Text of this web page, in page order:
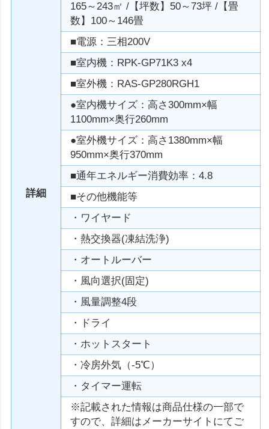
詳細
165～243㎡ /【坪数】50～73坪 /【畳
数】100～146畳
■電源：三相200V
■室内機：RPK-GP71K3 x4
■室外機：RAS-GP280RGH1
●室内機サイズ：高さ300mm×幅
1100mm×奥行260mm
●室外機サイズ：高さ1380mm×幅
950mm×奥行370mm
■通年エネルギー消費効率：4.8
■その他機能等
・ワイヤード
・熱交換器(凍結洗浄)
・オートルーバー
・風向選択(固定)
・風量調整4段
・ドライ
・ホットスタート
・冷房外気（-5℃）
・タイマー運転
※記載された情報は商品仕様の一部で
すので、詳細はメーカーサイトにてご